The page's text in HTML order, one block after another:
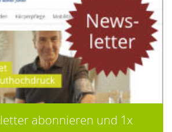
abonnieren und 1x